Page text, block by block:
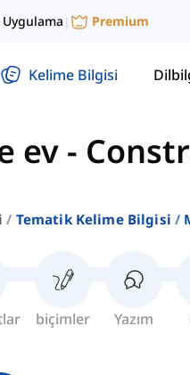
| Premium
Kelime Bilgisi
ev -
Tematik Kelime Bilgisi
biçimler Yazım